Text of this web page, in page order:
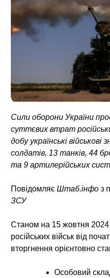
Сили оборони України
суттєвих втрат
добу українські
солдатів, 13 танків, 44
та 9 артилерійських
ПовідомляєШтаб.інфо з
ЗСУ
Станом на 15 жовтня 2024
російських військ від
вторгнення орієнтовно
Особовий